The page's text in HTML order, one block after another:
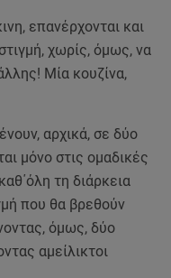
επανέρχονται και
χωρίς, όμως, να
Μία κουζίνα,
αρχικά, σε δύο
μόνο στις ομαδικές
τη διάρκεια
που θα βρεθούν
όμως, δύο
αμείλικτοι